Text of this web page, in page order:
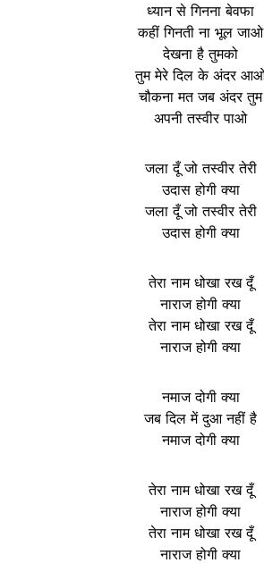
ध्यान से गिनना बेवफा
कहीं गिनती ना भूल जाओ
देखना है तुमको
तुम मेरे दिल के अंदर
चौकना मत जब अंदर तुम
अपनी तस्वीर पाओ
जला दूँ जो तस्वीर तेरी
उदास होगी क्या
जला दूँ जो तस्वीर तेरी
उदास होगी क्या
तेरा नाम धोखा रख दूँ
नाराज होगी क्या
तेरा नाम धोखा रख दूँ
नाराज होगी क्या
नमाज दोगी क्या
जब दिल में दुआ नहीं है
नमाज दोगी क्या
तेरा नाम धोखा रख दूँ
नाराज होगी क्या
तेरा नाम धोखा रख दूँ
नाराज होगी क्या